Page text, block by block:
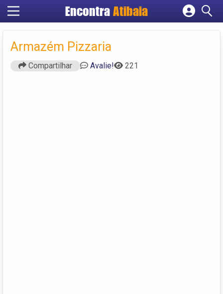
Encontra Atibaia
Cadastrar empresa
Criar conta
Armazém Pizzaria
Compartilhar Avalie! 221